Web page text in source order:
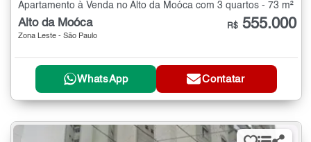
Apartamento à Venda no Alto da Moóca com 3 quartos - 73 m²
Alto da Moóca
Zona Leste - São Paulo
R$ 555.000
WhatsApp Contatar